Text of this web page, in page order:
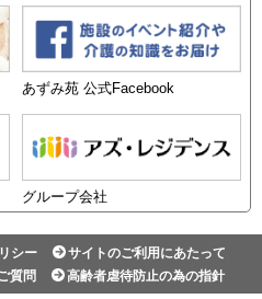
あずみ苑 公式Facebook
グループ会社
シー
サイトのご利用にあたって
質問 高齢者虐待防止の為の指針